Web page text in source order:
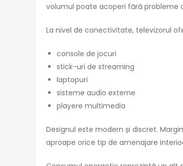
volumul poate acoperi fără probleme
La nivel de conectivitate, televizorul
console de jocuri
stick-uri de streaming
laptopuri
sisteme audio externe
playere multimedia
Designul este modern și discret.
aproape orice tip de amenajare